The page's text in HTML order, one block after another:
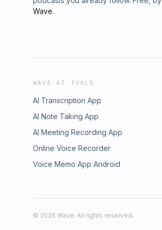
Wave.
WAVE AI TOOLS
AI Transcription App
AI Note Taking App
AI Meeting Recording App
Online Voice Recorder
Voice Memo App Android
© 2026 Wave. All rights reserved.